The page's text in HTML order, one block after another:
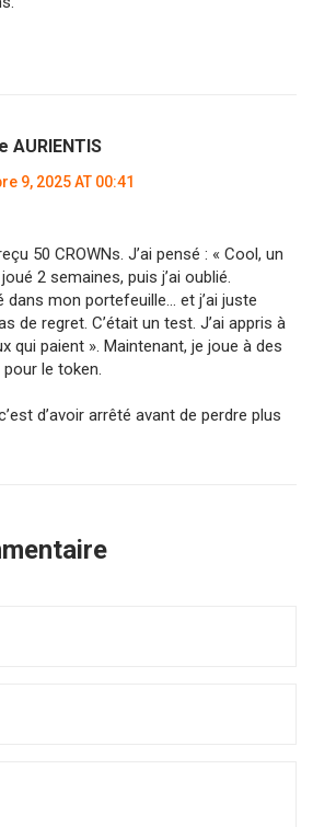
AURIENTIS
9, 2025 AT 00:41
50 CROWNs. J’ai pensé : « Cool, un
2 semaines, puis j’ai oublié.
dans mon portefeuille... et j’ai juste
de regret. C’était un test. J’ai appris à
qui paient ». Maintenant, je joue à des
le token.
d’avoir arrêté avant de perdre plus